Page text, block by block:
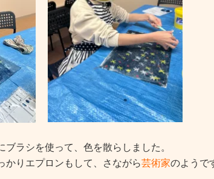
ブラシを使って、色を散らしました。
かりエプロンもして、さながら芸術家のようで